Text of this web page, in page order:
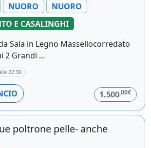
NUORO
NUORO
E CASALINGHI
Sala in Legno Massellocorredato
2 Grandi ...
22:36
1.500,00€
poltrone pelle- anche